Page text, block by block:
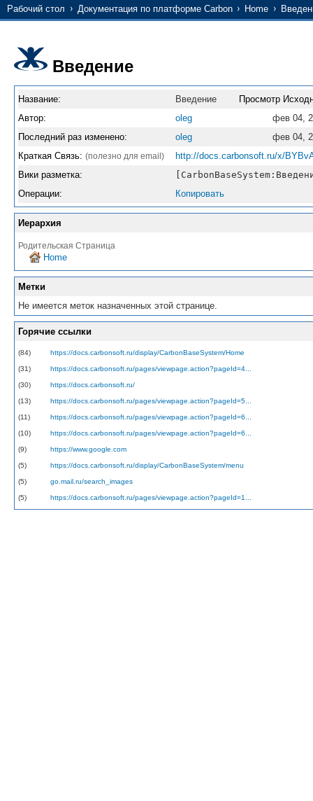
Рабочий стол Документация по платформе Carbon Home
Введение
Название: Введение
Просмотр
Автор:
oleg
фев 04,
Последний раз изменено:
oleg
фев 04,
Краткая Связь: (полезно для email)
http://docs.carbonsoft.ru/x/
Вики разметка:
Операции:
Копировать
Иерархия
Родительская Страница
Home
Метки
Не имеется меток назначенных этой странице.
Горячие ссылки
(84) https://docs.carbonsoft.ru/display/CarbonBaseSystem/Home
(31) https://docs.carbonsoft.ru/pages/viewpage.action?pageId=4...
(30) https://docs.carbonsoft.ru/
(13) https://docs.carbonsoft.ru/pages/viewpage.action?pageId=5...
(11) https://docs.carbonsoft.ru/pages/viewpage.action?pageId=6...
(10) https://docs.carbonsoft.ru/pages/viewpage.action?pageId=6...
(9) https://www.google.com
(5) https://docs.carbonsoft.ru/display/CarbonBaseSystem/menu
(5) go.mail.ru/search_images
(5) https://docs.carbonsoft.ru/pages/viewpage.action?pageId=1...